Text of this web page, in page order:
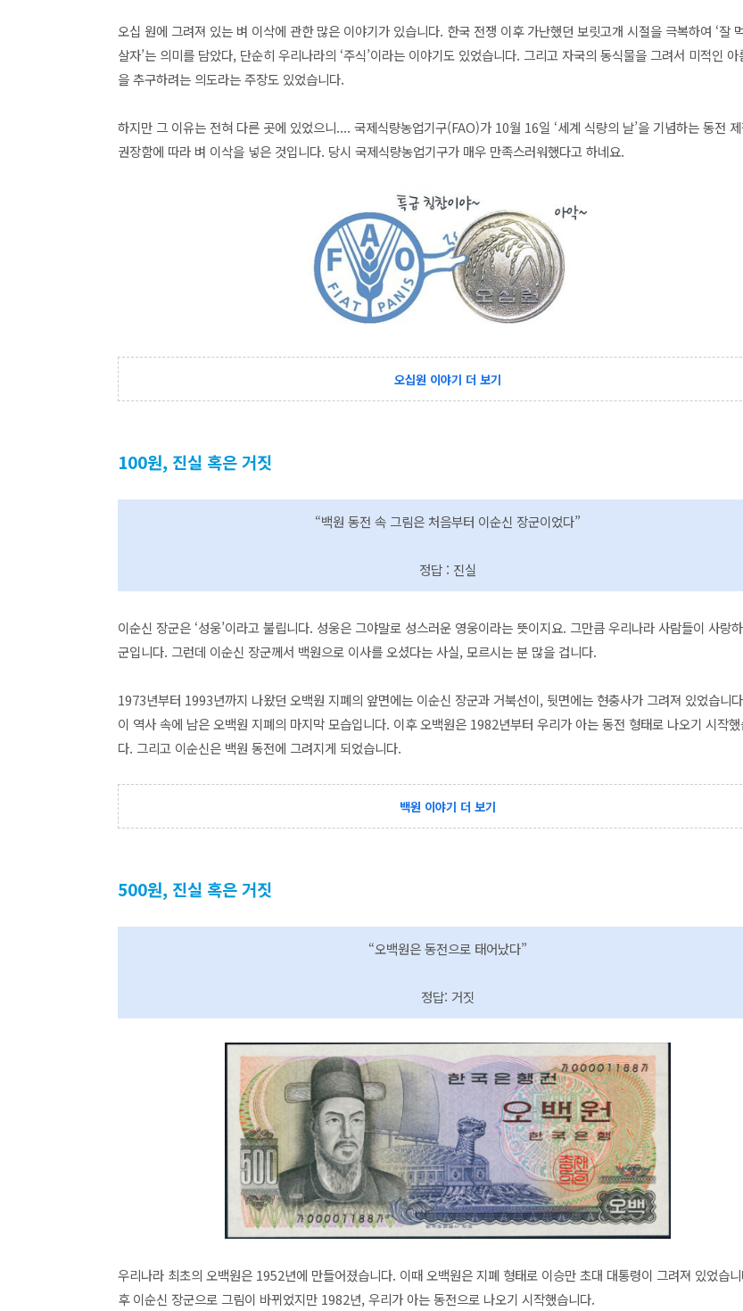
오십 원에 그려져 있는 벼 이삭에 관한 많은 이야기가 있습니다. 한국 전쟁 이후 가난했던 보릿고개 시절을 극복하여 ‘잘
살자’는 의미를 담았다, 단순히 우리나라의 ‘주식’이라는 이야기도 있었습니다. 그리고 자국의 동식물을 그려서 미적인 아
을 추구하려는 의도라는 주장도 있었습니다.
하지만 그 이유는 전혀 다른 곳에 있었으니.... 국제식량농업기구(FAO)가 10월 16일 ‘세계 식량의 날’을 기념하는 동전
권장함에 따라 벼 이삭을 넣은 것입니다. 당시 국제식량농업기구가 매우 만족스러워했다고 하네요.
오십원 이야기 더 보기
100원, 진실 혹은 거짓
“백원 동전 속 그림은 처음부터 이순신 장군이었다”
정답 : 진실
이순신 장군은 ‘성웅’이라고 불립니다. 성웅은 그야말로 성스러운 영웅이라는 뜻이지요. 그만큼 우리나라 사람들이 사랑
군입니다. 그런데 이순신 장군께서 백원으로 이사를 오셨다는 사실, 모르시는 분 많을 겁니다.
1973년부터 1993년까지 나왔던 오백원 지폐의 앞면에는 이순신 장군과 거북선이, 뒷면에는 현충사가 그려져 있었습니
이 역사 속에 남은 오백원 지폐의 마지막 모습입니다. 이후 오백원은 1982년부터 우리가 아는 동전 형태로 나오기 시작했
다. 그리고 이순신은 백원 동전에 그려지게 되었습니다.
백원 이야기 더 보기
500원, 진실 혹은 거짓
“오백원은 동전으로 태어났다”
정답: 거짓
우리나라 최초의 오백원은 1952년에 만들어졌습니다. 이때 오백원은 지폐 형태로 이승만 초대 대통령이 그려져 있었습
후 이순신 장군으로 그림이 바뀌었지만 1982년, 우리가 아는 동전으로 나오기 시작했습니다.